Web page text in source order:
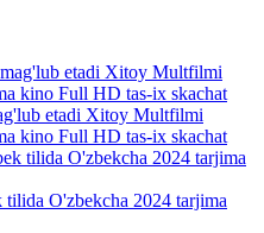
etadi Xitoy Multfilmi
kino Full HD tas-ix skachat
O'zbekcha 2024 tarjima